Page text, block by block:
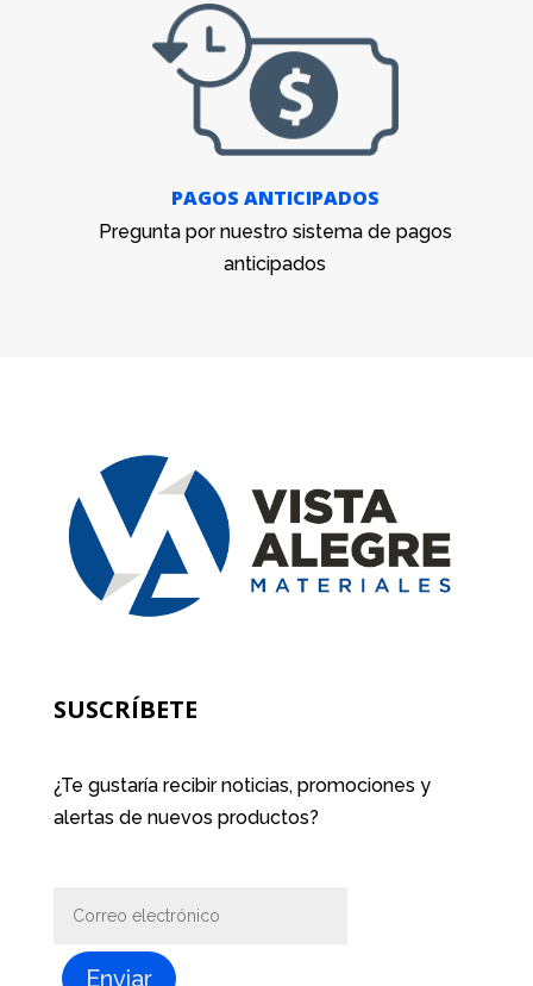
PAGOS ANTICIPADOS
Pregunta por nuestro sistema de pagos
anticipados
SUSCRÍBETE
¿Te gustaría recibir noticias, promociones y
alertas de nuevos productos?
Enviar